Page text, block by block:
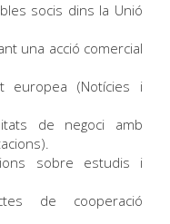
socis dins la Unió
una acció comercial
europea (Notícies i
de negoci amb
sobre estudis i
de cooperació